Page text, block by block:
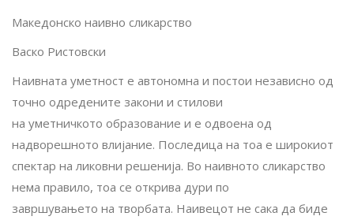
Македонско наивно сликарство
Васко Ристовски
Наивната уметност е автономна и постои независно од
точно одредените закони и стилови
на уметничкото образование и е одвоена од
надворешното влијание. Последица на тоа е широкиот
спектар на ликовни решенија. Во наивното сликарство
нема правило, тоа се открива дури по
завршувањето на творбата. Наивецот не сака да биде